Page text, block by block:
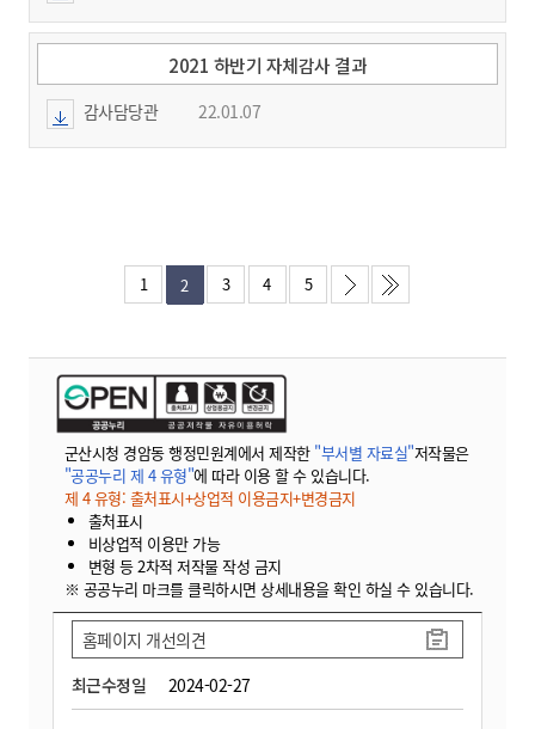
2021 하반기 자체감사 결과
감사담당관 22.01.07
1 2 3 4 5
군산시청 경암동 행정민원계에서 제작한 "부서별 자료실"저작물은
"공공누리 제 4 유형"에 따라 이용 할 수 있습니다.
제 4 유형: 출처표시+상업적 이용금지+변경금지
출처표시
비상업적 이용만 가능
변형 등 2차적 저작물 작성 금지
※ 공공누리 마크를 클릭하시면 상세내용을 확인 하실 수 있습니다.
최근수정일 2024-02-27
홈페이지 개선의견